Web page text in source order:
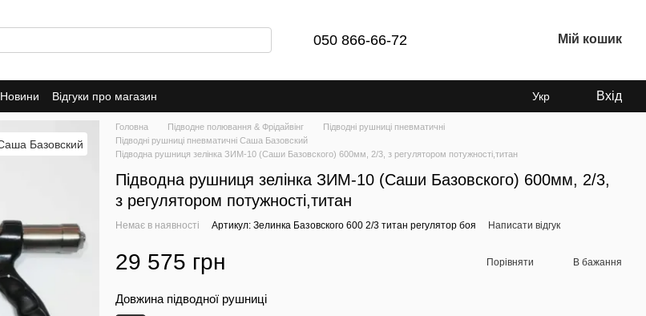
050 866-66-72 Мій кошик
Новини Відгуки про магазин Укр Вхід
Головна Підводне полювання & Фрідайвінг
Підводні рушниці пневматичні
Підводні рушниці пневматичні Саша Базовский
Підводна рушниця зелінка ЗИМ-10 (Саши Базовского) 600мм, 2/3, з регулятором потужності,титан
Підводна рушниця зелінка ЗИМ-10 (Саши Базовского) 600мм, 2/3,
з регулятором потужності,титан
Немає в наявності Артикул: Зелинка Базовского 600 2/3 титан регулятор боя Написати відгук
29 575 грн Порівняти В бажання
Довжина підводної рушниці